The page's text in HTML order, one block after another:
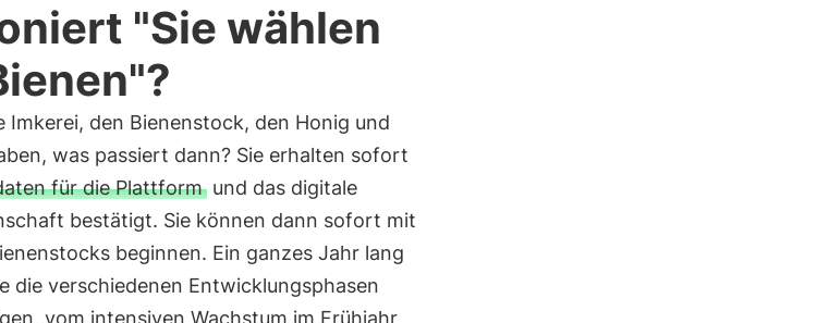
"Sie wählen
Imkerei, den Bienenstock, den Honig und
was passiert dann? Sie erhalten sofort
für die Plattformund das digitale
bestätigt. Sie können dann sofort mit
beginnen. Ein ganzes Jahr lang
die verschiedenen Entwicklungsphasen
vom intensiven Wachstum im Frühjahr